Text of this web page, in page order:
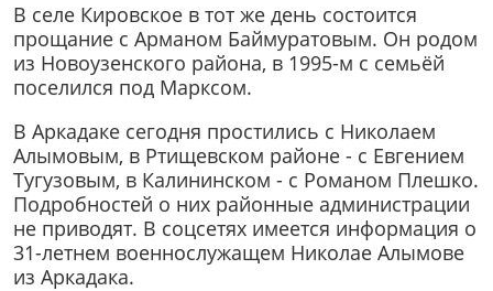
В селе Кировское в тот же день состоится
прощание с Арманом Баймуратовым. Он родом
из Новоузенского района, в 1995-м с семьёй
поселился под Марксом.
В Аркадаке сегодня простились с Николаем
Алымовым, в Ртищевском районе - с Евгением
Тугузовым, в Калининском - с Романом Плешко.
Подробностей о них районные администрации
не приводят. В соцсетях имеется информация о
31-летнем военнослужащем Николае Алымове
из Аркадака.